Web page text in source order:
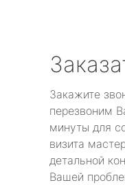
Закажите
перезвоним
минуты для
визита
детальной
Вашей